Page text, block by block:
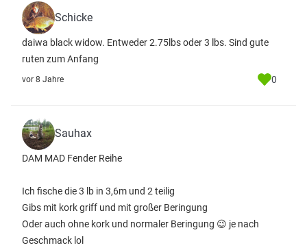
Schicke
daiwa black widow. Entweder 2.75lbs oder 3 lbs. Sind gute
ruten zum Anfang
vor 8 Jahre 0
Sauhax
DAM MAD Fender Reihe
Ich fische die 3 lb in 3,6m und 2 teilig
Gibs mit kork griff und mit großer Beringung
Oder auch ohne kork und normaler Beringung 😉 je nach
Geschmack lol